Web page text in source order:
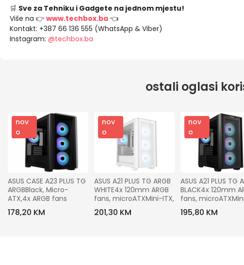
🛒 Sve za Tehniku i Gadgete na jednom mjestu!
Više na 👉 www.techbox.ba👈
Kontakt: +387 66 136 555 (WhatsApp & Viber)
Instagram: @techbox.ba
ostali oglasi
nov
o
ASUS CASE A23 PLUS TG
ARGBBlack, Micro-
ATX,4x ARGB fans
178,20 KM
nov
o
ASUS A21 PLUS TG ARGB
WHITE4x 120mm ARGB
fans, microATXMini-ITX,
201,30 KM
nov
o
ASUS A21 PLUS TG
BLACK4x 120mm
fans,
195,80 KM